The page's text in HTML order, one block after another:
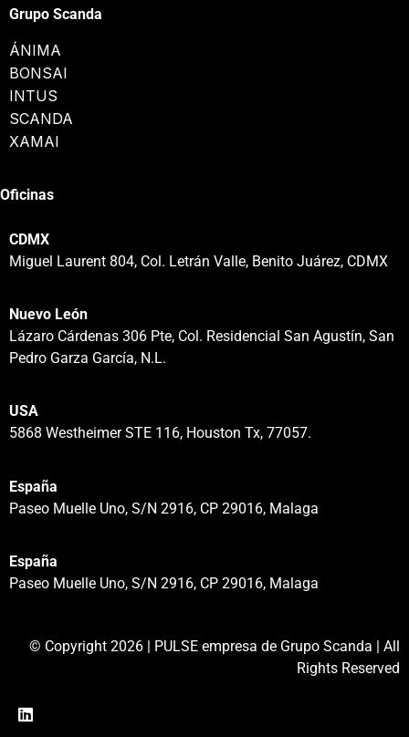
Grupo Scanda
ÁNIMA
BONSAI
INTUS
SCANDA
XAMAI
Oficinas
CDMX
Miguel Laurent 804, Col. Letrán Valle, Benito Juárez, CDMX
Nuevo León
Lázaro Cárdenas 306 Pte, Col. Residencial San Agustín, San
Pedro Garza García, N.L.
USA
5868 Westheimer STE 116, Houston Tx, 77057.
España
Paseo Muelle Uno, S/N 2916, CP 29016, Malaga
España
Paseo Muelle Uno, S/N 2916, CP 29016, Malaga
© Copyright 2026 | PULSE empresa de Grupo Scanda | All
Rights Reserved